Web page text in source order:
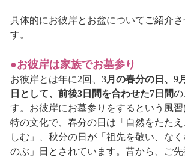
具体的にお彼岸とお盆についてご紹介さ
す。
●お彼岸は家族でお墓参り
お彼岸とは年に2回、 3月の春分の日、9
日として、前後3日間を合わせた7日間の
す。お彼岸にお墓参りをするという風
特の文化で、春分の日は「自然をたたえ
しむ」、秋分の日が「祖先を敬い、な
のぶ」日とされています。昔から、ご